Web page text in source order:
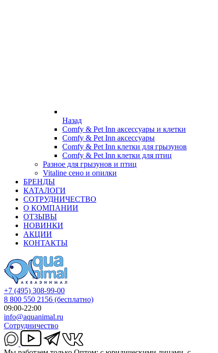
Назад
Comfy & Pet Inn аксессуары и клетки
Comfy & Pet Inn аксессуары
Comfy & Pet Inn клетки для грызунов
Comfy & Pet Inn клетки для птиц
Разное для грызунов и птиц
Vitaline сено и опилки
БРЕНДЫ
КАТАЛОГИ
СОТРУДНИЧЕСТВО
О КОМПАНИИ
ОТЗЫВЫ
НОВИНКИ
АКЦИИ
КОНТАКТЫ
+7 (495) 308-99-00
8 800 550 2156 (бесплатно)
09:00-22:00
info@aquanimal.ru
Сотрудничество